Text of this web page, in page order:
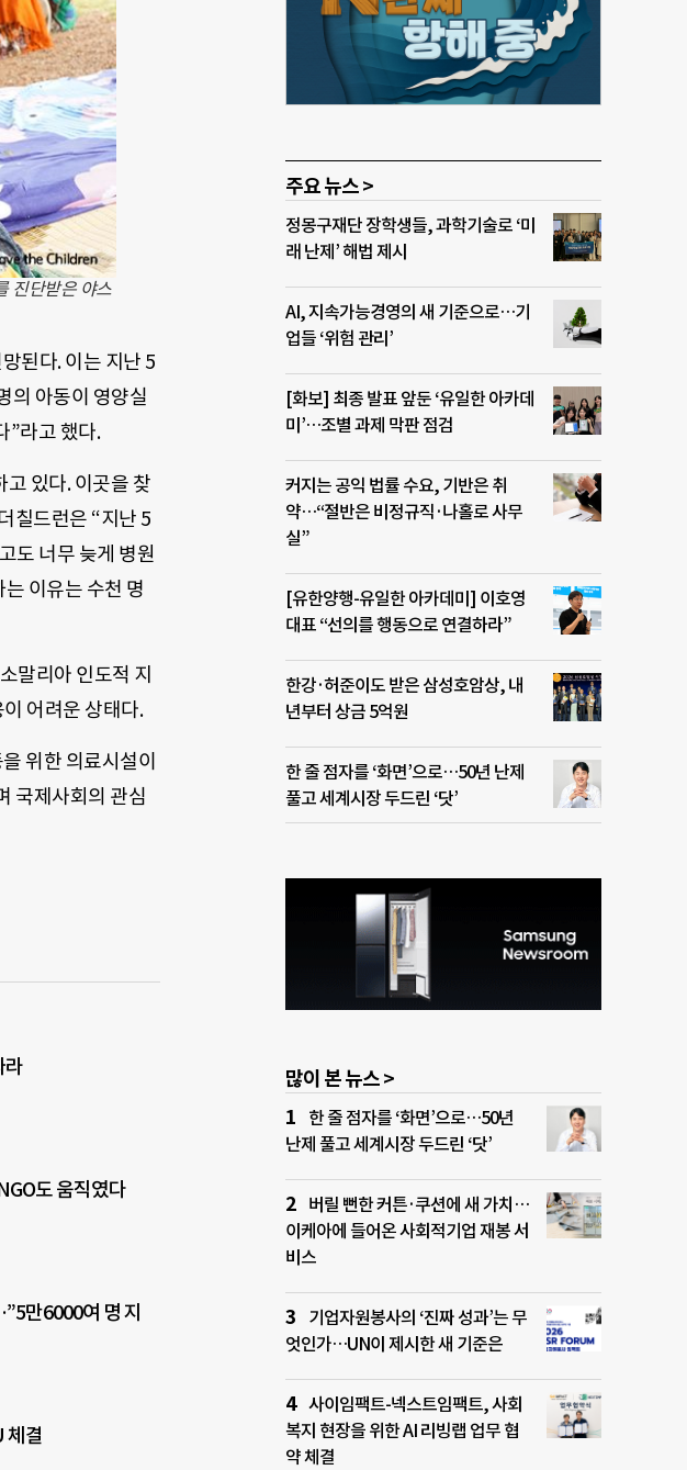
진단받은 야스
된다. 이는 지난 5
의 아동이 영양실
”라고 했다.
있다. 이곳을 찾
칠드런은 “지난 5
도 너무 늦게 병원
이유는 수천 명
말리아 인도적 지
어려운 상태다.
위한 의료시설이
국제사회의 관심
라
도 움직였다
만6000여 명 지
체결
주요 뉴스 >
정몽구재단 장학생들, 과학기술로 ‘미
래 난제’ 해법 제시
AI, 지속가능경영의 새 기준으로…기
업들 ‘위험 관리’
[화보] 최종 발표 앞둔 ‘유일한 아카데
미’…조별 과제 막판 점검
커지는 공익 법률 수요, 기반은 취
약…“절반은 비정규직·나홀로 사무
실”
[유한양행-유일한 아카데미] 이호영
대표 “선의를 행동으로 연결하라”
한강·허준이도 받은 삼성호암상, 내
년부터 상금 5억원
한 줄 점자를 ‘화면’으로…50년 난제
풀고 세계시장 두드린 ‘닷’
많이 본 뉴스 >
한 줄 점자를 ‘화면’으로…50년
난제 풀고 세계시장 두드린 ‘닷’
버릴 뻔한 커튼·쿠션에 새 가치…
이케아에 들어온 사회적기업 재봉 서
비스
기업자원봉사의 ‘진짜 성과’는 무
엇인가…UN이 제시한 새 기준은
사이임팩트-넥스트임팩트, 사회
복지 현장을 위한 AI 리빙랩 업무 협
약 체결